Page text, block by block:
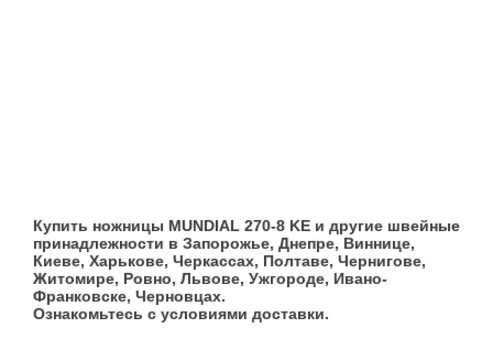
Купить ножницы MUNDIAL 270-8 KE и другие швейные
принадлежности в Запорожье, Днепре, Виннице,
Киеве, Харькове, Черкассах, Полтаве, Чернигове,
Житомире, Ровно, Львове, Ужгороде, Ивано-
Франковске, Черновцах.
Ознакомьтесь с условиями доставки.